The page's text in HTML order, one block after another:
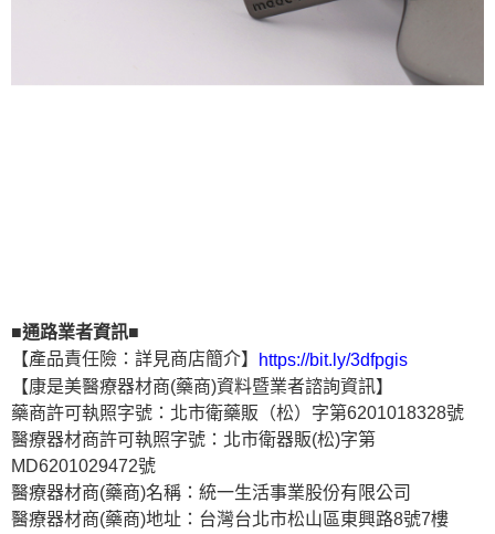
■通路業者資訊■
【產品責任險：詳見商店簡介】
https://bit.ly/3dfpgis
【康是美醫療器材商(藥商)資料暨業者諮詢資訊】
藥商許可執照字號：北市衛藥販（松）字第6201018328號
醫療器材商許可執照字號：北市衛器販(松)字第
MD6201029472號
醫療器材商(藥商)名稱：統一生活事業股份有限公司
醫療器材商(藥商)地址：台灣台北市松山區東興路8號7樓